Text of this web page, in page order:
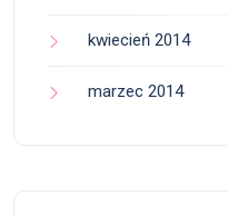
kwiecień 2014
marzec 2014